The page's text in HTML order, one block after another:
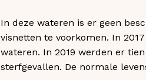
In deze wateren is er geen
visnetten te voorkomen. In
wateren. In 2019 werden er
sterfgevallen. De normale